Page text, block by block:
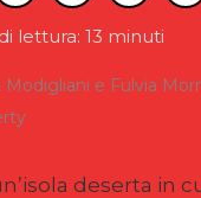
lettura: 13 minuti
Modigliani e Fulvia
deserta in